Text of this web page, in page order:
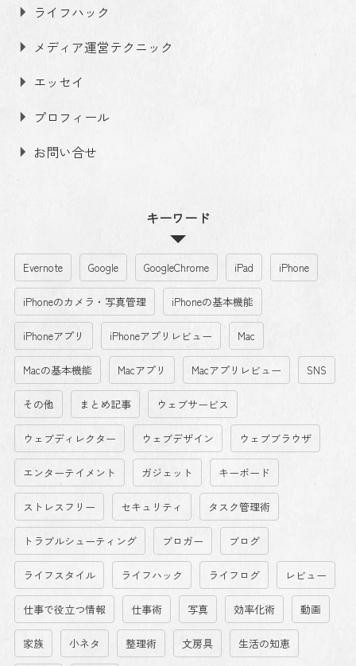
ライフハック
メディア運営テクニック
エッセイ
プロフィール
お問い合せ
キーワード
Evernote Google GoogleChrome iPad iPhone
iPhoneのカメラ・写真管理 iPhoneの基本機能
iPhoneアプリ iPhoneアプリレビュー Mac
Macの基本機能 Macアプリ Macアプリレビュー SNS
その他 まとめ記事 ウェブサービス
ウェブディレクター ウェブデザイン ウェブブラウザ
エンターテイメント ガジェット キーボード
ストレスフリー セキュリティ タスク管理術
トラブルシューティング ブロガー ブログ
ライフスタイル ライフハック ライフログ レビュー
仕事で役立つ情報 仕事術 写真 効率化術 動画
家族 小ネタ 整理術 文房具 生活の知恵